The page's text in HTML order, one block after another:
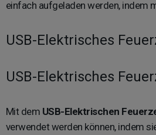
einfach aufgeladen werden, indem
USB-Elektrisches
USB-Elektrisches
Mit dem USB-Elektrischen
verwendet werden können, indem